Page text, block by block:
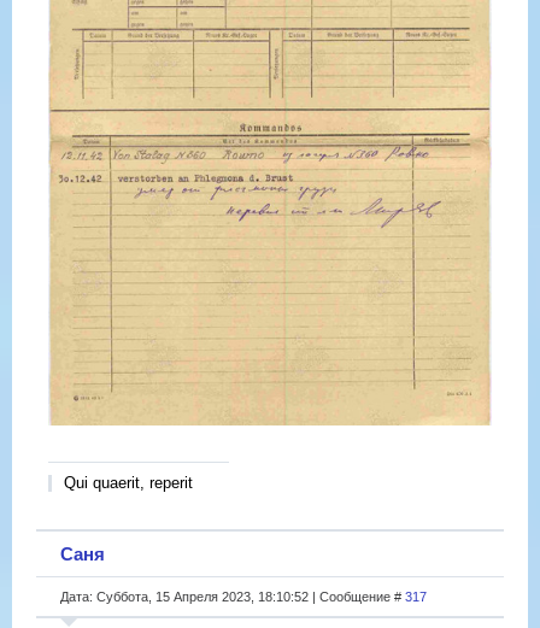
Qui quaerit, reperit
Саня
Дата: Суббота, 15 Апреля 2023, 18:10:52 | Сообщение # 317